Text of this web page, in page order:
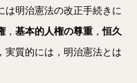
は明治憲法の改正手続きに
， 基本的人権の尊重 ，恒久
実質的には，明治憲法とは